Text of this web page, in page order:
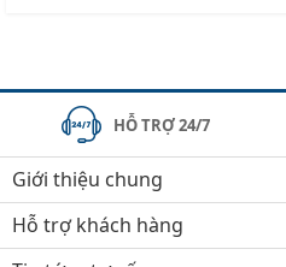
HỖ TRỢ 24/7
Giới thiệu chung
Hỗ trợ khách hàng